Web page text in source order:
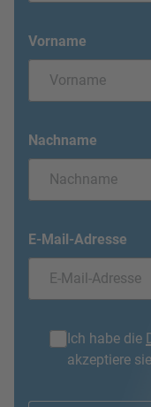
Vorname
Nachname
E-Mail-Adresse
Ich habe die
akzeptiere